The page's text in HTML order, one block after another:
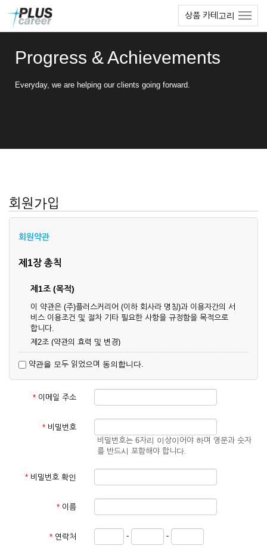
상품 카테고리
Progress & Achievements
Everyday, we are helping our clients going forward.
회원가입
회원약관
제1장 총칙
제1조 (목적)
이 약관은 (주)플러스커리어 (이하 회사라 명칭)과 이용자간의 서
비스 이용조건 및 절차 기타 필요한 사항을 규정함을 목적으로
합니다.
제2조 (약관의 효력 및 변경)
업상 중요 하거나 합리적인 사유가 발생할 경우 온라인 공사를
통하여 변경할 수 있습니다.
② 회원은 변경된 약관에 동의하지 않을 경우 서비스 이용을 중
단하고 이용계약을 해지할 수 있습니다. 약관의 효력 발생일 이
것으로 간주됩니다.
제3조 (약관의 외 준칙)
관계법령의 규정에 따릅니다.
① 서비스 이용계약은 서비스 이용 희망자가 본 약관에 동의한
약관을 모두 읽었으며 동의합니다.
* 이메일 주소
* 비밀번호
비밀번호는 6자리 이상이어야 하며 영문과 숫자
를 반드시 포함해야 합니다.
* 비밀번호 확인
* 이름
* 연락처 - -